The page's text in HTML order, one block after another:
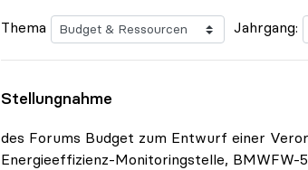
Thema Jahrgang:
Stellungnahme
des Forums Budget zum Entwurf einer
Energieeffizienz-Monitoringstelle, BMWFW-